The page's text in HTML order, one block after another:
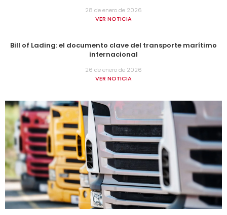
28 de enero de 2026
VER NOTICIA
Bill of Lading: el documento clave del transporte marítimo
internacional
26 de enero de 2026
VER NOTICIA